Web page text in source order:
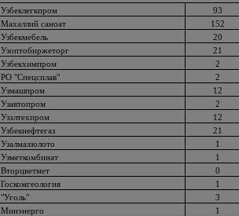
Узбеклегкпром 93
Махаллий саноат 152
Узбекмебель 20
Узоптобиржеторг 21
Узбекхимпром 2
РО "Спецсплав" 2
Узмашпром 12
Узавтопром 2
Узэлтехпром 12
Узбекнефтегаз 21
Узалмаззолото 1
Узметкомбинат 1
Вторцветмет 0
Госкомгеология 1
"Уголь" 3
Минэнерго 1